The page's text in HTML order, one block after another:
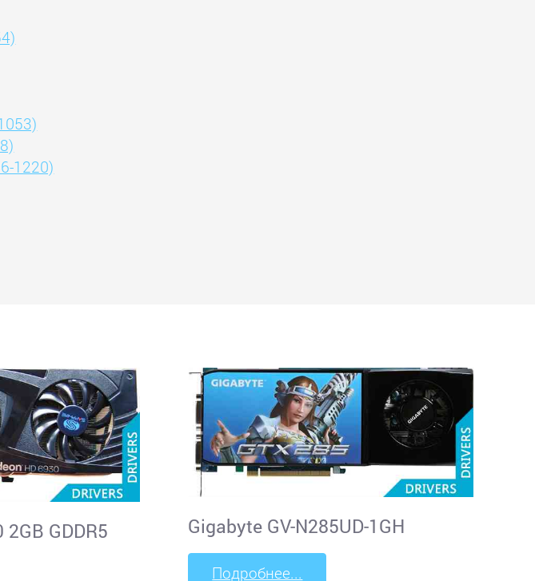
1220)
GDDR5
Gigabyte GV-N285UD-1GH
Подробнее...